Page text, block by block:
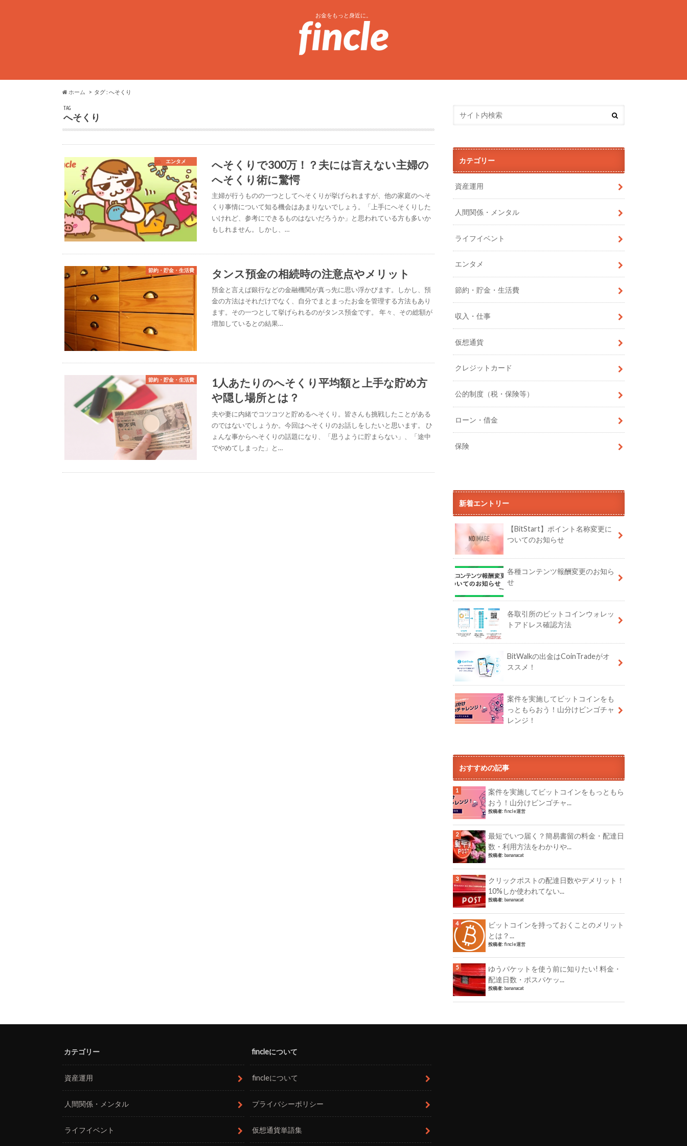
お金をもっと身近に。
ホーム タグ : へそくり
TAG
へそくり
エンタメ
へそくりで300万！？夫には言えない主婦の
へそくり術に驚愕
主婦が行うものの一つとしてへそくりが挙げられますが、他の家庭のへそ
くり事情について知る機会はあまりないでしょう。「上手にへそくりした
いけれど、参考にできるものはないだろうか」と思われている方も多いか
もしれません。しかし、…
節約・貯金・生活費 タンス預金の相続時の注意点やメリット
預金と言えば銀行などの金融機関が真っ先に思い浮かびます。しかし、預
金の方法はそれだけでなく、自分でまとまったお金を管理する方法もあり
ます。その一つとして挙げられるのがタンス預金です。 年々、その総額が
増加しているとの結果…
節約・貯金・生活費
1人あたりのへそくり平均額と上手な貯め方
や隠し場所とは？
夫や妻に内緒でコツコツと貯めるへそくり。皆さんも挑戦したことがある
のではないでしょうか。今回はへそくりのお話しをしたいと思います。 ひ
ょんな事からへそくりの話題になり、「思うように貯まらない」、「途中
でやめてしまった」と…
カテゴリー
資産運用
人間関係・メンタル
ライフイベント
エンタメ
節約・貯金・生活費
収入・仕事
仮想通貨
クレジットカード
公的制度（税・保険等）
ローン・借金
保険
新着エントリー
【BitStart】ポイント名称変更に
ついてのお知らせ
各種コンテンツ報酬変更のお知ら
せ
各取引所のビットコインウォレッ
トアドレス確認方法
BitWalkの出金はCoinTradeがオ
ススメ！
案件を実施してビットコインをも
っともらおう！山分けビンゴチャ
レンジ！
おすすめの記事
案件を実施してビットコインをもっともら
おう！山分けビンゴチャ...
投稿者:fincle運営
最短でいつ届く？簡易書留の料金・配達日
数・利用方法をわかりや...
投稿者: bananacat
クリックポストの配達日数やデメリット！
10%しか使われてない...
投稿者: bananacat
ビットコインを持っておくことのメリット
とは？...
投稿者:fincle運営
ゆうパケットを使う前に知りたい! 料金・
配達日数・ポスパケッ...
投稿者: bananacat
カテゴリー
資産運用
人間関係・メンタル
ライフイベント
fincleについて
fincleについて
プライバシーポリシー
仮想通貨単語集